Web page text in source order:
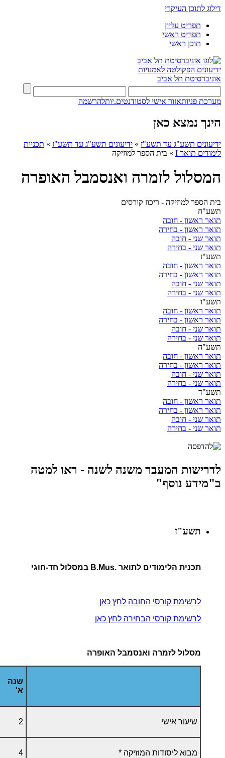
דילוג לתוכן העיקרי
תפריט עליון
תפריט ראשי
תוכן ראשי
ידיעונים הפקולטה לאמנויות
אוניברסיטת תל אביב
מערכת פניותאזור אישי לסטודנטים.יותלהרשמה
הינך נמצא כאן
ידיעונים תשע"ג עד תשע"ז » ידיעונים תשע"ג עד תשע"ז » תכניות
לימודים תואר I
» בית הספר למוזיקה
המסלול לזמרה ואנסמבל האופרה
בית הספר למוזיקה - ריכוז קורסים
תשע"ח
תואר ראשון - חובה
תואר ראשון - בחירה
תואר שני - חובה
תואר שני - בחירה
תשע"ז
תואר ראשון - חובה
תואר ראשון - בחירה
תואר שני - חובה
תואר שני - בחירה
תשע"ו
תואר ראשון - חובה
תואר ראשון - בחירה
תואר שני - חובה
תואר שני - בחירה
תשע"ה
תואר ראשון - חובה
תואר ראשון - בחירה
תואר שני - חובה
תואר שני - בחירה
תשע"ד
תואר ראשון - חובה
תואר ראשון - בחירה
תואר שני - חובה
תואר שני - בחירה
לדרישות המעבר משנה לשנה - ראו למטה
ב"מידע נוסף"
תשע"ז
תכנית הלימודים לתואר .B.Mus במסלול חד-חוגי
לרשימת קורסי החובה לחץ כאן
לרשימת קורסי הבחירה לחץ כאן
מסלול לזמרה ואנסמבל האופרה
שנה
א'
שיעור אישי 2
מבוא ליסודות המוזיקה * 4